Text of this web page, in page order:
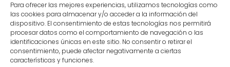
Para ofrecer las mejores experiencias, utilizamos tecnologías como
las cookies para almacenar y/o acceder a la información del
dispositivo. El consentimiento de estas tecnologías nos permitirá
procesar datos como el comportamiento de navegación o las
identificaciones únicas en este sitio. No consentir o retirar el
consentimiento, puede afectar negativamente a ciertas
características y funciones.
cantidades.
¿A Quién Afecta en Vega de
San Mateo y Qué Hacer?